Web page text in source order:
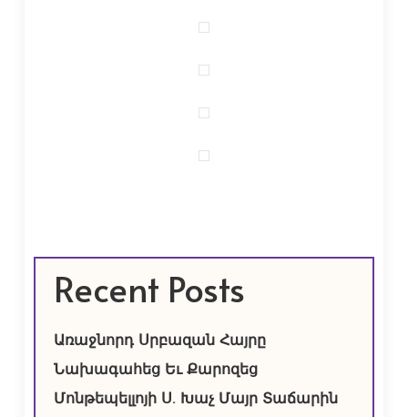
Recent Posts
Առաջնորդ Սրբազան Հայրը
Նախագահեց Եւ Քարոզեց
Մոնթեպելլոյի Ս. Խաչ Մայր Տաճարին